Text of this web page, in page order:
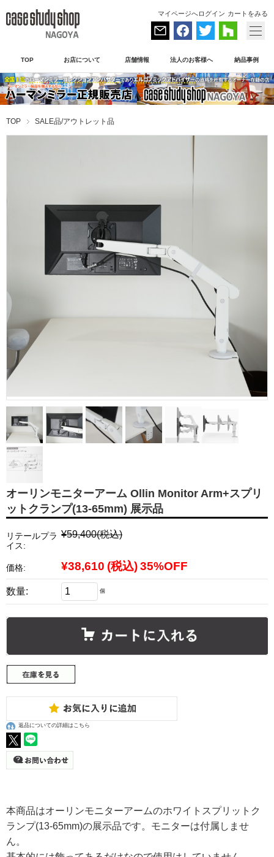
マイページへログイン カートをみる
TOP お店について 店舗情報 法人のお客様へ 納品事例
TOP SALE品/アウトレット品
オーリンモニターアーム Ollin Monitor Arm+スプリ
ットクランプ(13-65mm) 展示品
リテールプラ
イス:
¥59,400(税込)
価格: ¥38,610 (税込)35%OFF
数量: 個
返品についての詳細はこちら
本商品はオーリンモニターアームのホワイトスプリットク
ランプ(13-65mm)の展示品です。モニターは付属しませ
ん。